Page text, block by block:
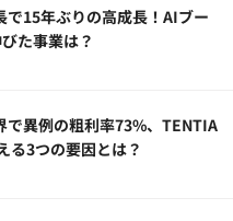
15年ぶりの高成長！AIブー
た事業は？
で異例の粗利率73%、TENTIA
る3つの要因とは？